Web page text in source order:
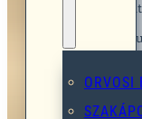
ORVOSI
felszerelt 1,
közösségi
biztosítják a